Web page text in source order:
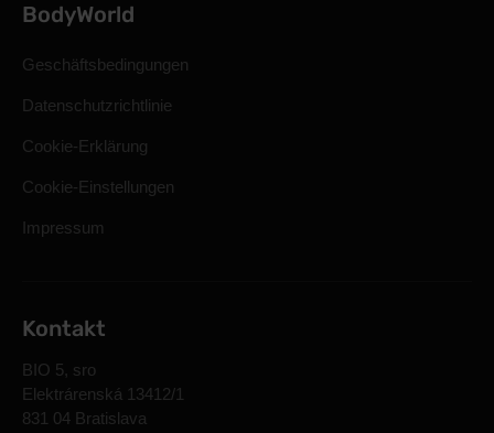
BodyWorld
Geschäftsbedingungen
Datenschutzrichtlinie
Cookie-Erklärung
Cookie-Einstellungen
Impressum
Kontakt
BIO 5, sro
Elektrárenská 13412/1
831 04 Bratislava